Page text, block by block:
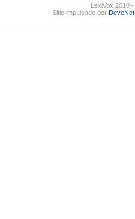
LexiVox 2010
Sitio impulsado por